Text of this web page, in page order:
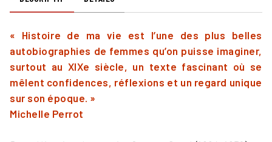
« Histoire de ma vie est l’une des plus belles
autobiographies de femmes qu’on puisse imaginer,
surtout au XIXe siècle, un texte fascinant où se
mêlent confidences, réflexions et un regard unique
sur son époque. »
Michelle Perrot